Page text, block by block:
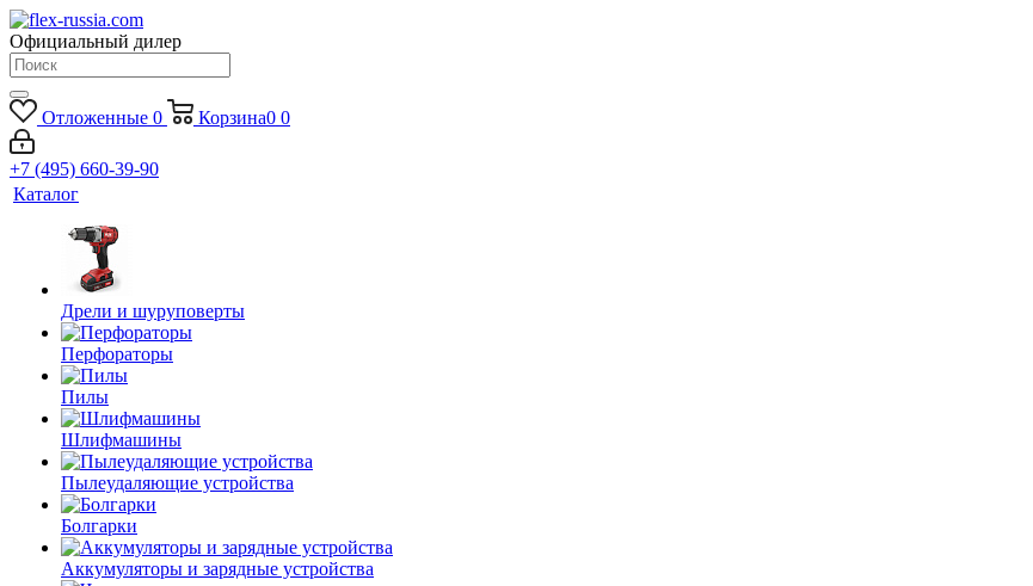
Официальный дилер
Отложенные 0 Корзина0 0
+7 (495) 660-39-90
Каталог
Дрели и шуруповерты
Перфораторы
Пилы
Шлифмашины
Пылеудаляющие устройства
Болгарки
Аккумуляторы и зарядные устройства